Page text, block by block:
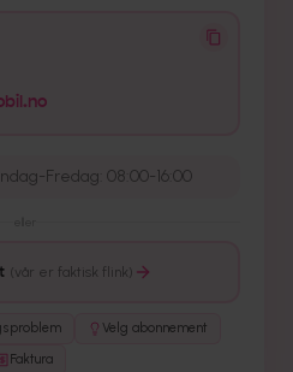
Fredag: 08:00-16:00
(vår er faktisk flink)
Velg abonnement
Faktura